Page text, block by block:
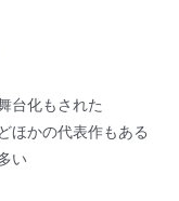
台化もされた
ほかの代表作もある
い